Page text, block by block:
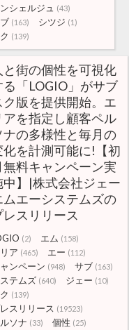
シェルジュ (43)
(163) シツジ (1)
(139)
と街の個性を可視化
る「LOGIO」がサブ
ク版を提供開始。エ
アを指定し顧客ペル
ナの多様性と毎月の
化を計測可能に!【初
無料キャンペーン実
中】|株式会社ジェー
ムエーシステムズの
レスリリース
(2) エム (158)
ア (465) エー (112)
ンペーン (948) サブ (163)
テムズ (640) ジェー (10)
(139)
スリリース (19523)
ソナ (33) 個性 (25)